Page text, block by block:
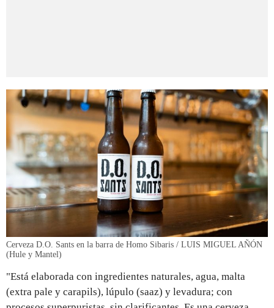
Cerveza D.O. Sants en la barra de Homo Sibaris / LUIS MIGUEL AÑÓN
(Hule y Mantel)
"Está elaborada con ingredientes naturales, agua, malta
(extra pale y carapils), lúpulo (saaz) y levadura; con